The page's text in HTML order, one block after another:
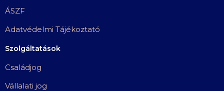
ÁSZF
Adatvédelmi Tájékoztató
Szolgáltatások
Családjog
Vállalati jog